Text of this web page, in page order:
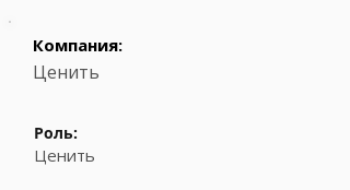
Компания:
Ценить
Роль:
Ценить